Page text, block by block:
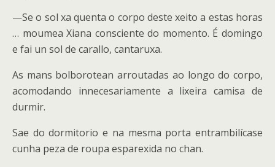
—Se o sol xa quenta o corpo deste xeito a estas horas
… moumea Xiana consciente do momento. É domingo
e fai un sol de carallo, cantaruxa.
As mans bolborotean arroutadas ao longo do corpo,
acomodando innecesariamente a lixeira camisa de
durmir.
Sae do dormitorio e na mesma porta entrambilícase
cunha peza de roupa esparexida no chan.